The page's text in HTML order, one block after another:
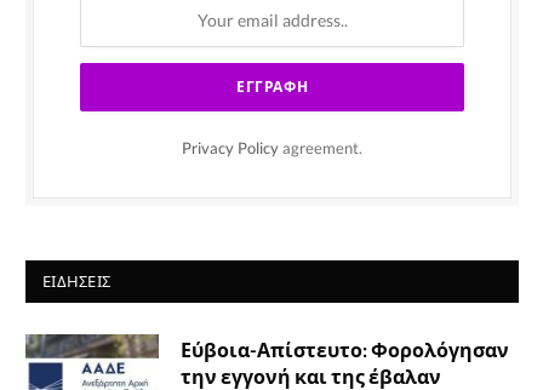
Privacy Policy agreement.
ΕΙΔΉΣΕΙΣ
Εύβοια-Απίστευτο: Φορολόγησαν
την εγγονή και της έβαλαν